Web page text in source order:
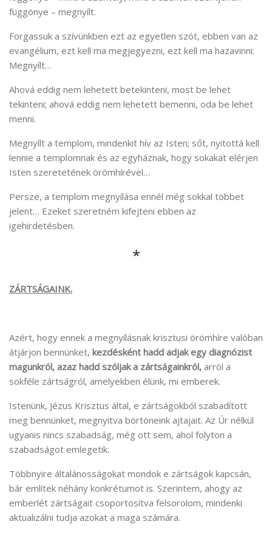
függönye – megnyílt.
Forgassuk a szívünkben ezt az egyetlen szót, ebben van az
evangélium, ezt kell ma megjegyezni, ezt kell ma hazavinni:
Megnyílt…
Ahová eddig nem lehetett betekinteni, most be lehet
tekinteni; ahová eddig nem lehetett bemenni, oda be lehet
menni.
Megnyílt a templom, mindenkit hív az Isten; sőt, nyitottá kell
lennie a templomnak és az egyháznak, hogy sokakat elérjen
Isten szeretetének örömhírével…
Persze, a templom megnyílása ennél még sokkal többet
jelent… Ezeket szeretném kifejteni ebben az
igehirdetésben.
*
ZÁRTSÁGAINK.
Azért, hogy ennek a megnyílásnak krisztusi örömhíre valóban
átjárjon bennünket, kezdésként hadd adjak egy diagnózist
magunkról, azaz hadd szóljak a zártságainkról, arról a
sokféle zártságról, amelyekben élünk, mi emberek.
Istenünk, Jézus Krisztus által, e zártságokból szabadított
meg bennünket, megnyitva börtöneink ajtajait. Az Úr nélkül
ugyanis nincs szabadság, még ott sem, ahol folyton a
szabadságot emlegetik.
Többnyire általánosságokat mondok e zártságok kapcsán,
bár említek néhány konkrétumot is. Szerintem, ahogy az
emberlét zártságait csoportosítva felsorolom, mindenki
aktualizálni tudja azokat a maga számára.